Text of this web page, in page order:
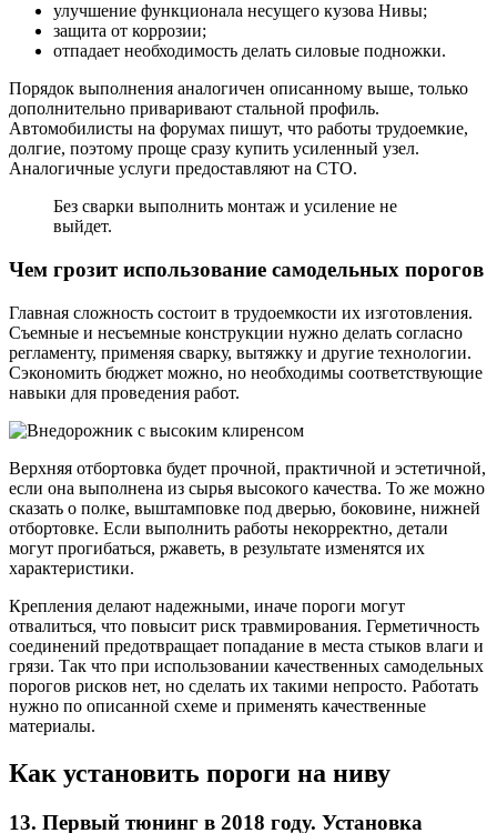
улучшение функционала несущего кузова Нивы;
защита от коррозии;
отпадает необходимость делать силовые подножки.
Порядок выполнения аналогичен описанному выше, только
дополнительно приваривают стальной профиль.
Автомобилисты на форумах пишут, что работы трудоемкие,
долгие, поэтому проще сразу купить усиленный узел.
Аналогичные услуги предоставляют на СТО.
Без сварки выполнить монтаж и усиление не
выйдет.
Чем грозит использование самодельных порогов
Главная сложность состоит в трудоемкости их изготовления.
Съемные и несъемные конструкции нужно делать согласно
регламенту, применяя сварку, вытяжку и другие технологии.
Сэкономить бюджет можно, но необходимы соответствующие
навыки для проведения работ.
Верхняя отбортовка будет прочной, практичной и эстетичной,
если она выполнена из сырья высокого качества. То же можно
сказать о полке, выштамповке под дверью, боковине, нижней
отбортовке. Если выполнить работы некорректно, детали
могут прогибаться, ржаветь, в результате изменятся их
характеристики.
Крепления делают надежными, иначе пороги могут
отвалиться, что повысит риск травмирования. Герметичность
соединений предотвращает попадание в места стыков влаги и
грязи. Так что при использовании качественных самодельных
порогов рисков нет, но сделать их такими непросто. Работать
нужно по описанной схеме и применять качественные
материалы.
Как установить пороги на ниву
13. Первый тюнинг в 2018 году. Установка